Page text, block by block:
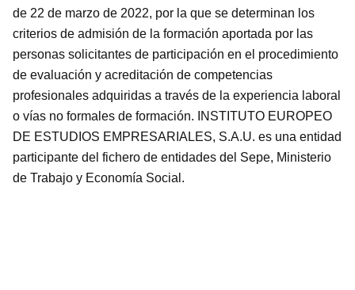
de 22 de marzo de 2022, por la que se determinan los
criterios de admisión de la formación aportada por las
personas solicitantes de participación en el procedimiento
de evaluación y acreditación de competencias
profesionales adquiridas a través de la experiencia laboral
o vías no formales de formación. INSTITUTO EUROPEO
DE ESTUDIOS EMPRESARIALES, S.A.U. es una entidad
participante del fichero de entidades del Sepe, Ministerio
de Trabajo y Economía Social.